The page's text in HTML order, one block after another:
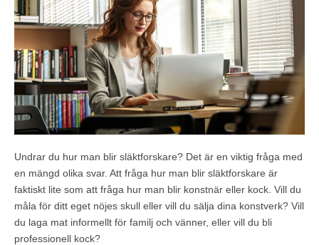
Undrar du hur man blir släktforskare? Det är en viktig fråga med
en mängd olika svar. Att fråga hur man blir släktforskare är
faktiskt lite som att fråga hur man blir konstnär eller kock. Vill du
måla för ditt eget nöjes skull eller vill du sälja dina konstverk? Vill
du laga mat informellt för familj och vänner, eller vill du bli
professionell kock?